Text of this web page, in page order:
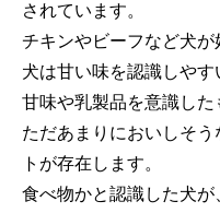
されています。
チキンやビーフなど犬が
犬は甘い味を認識しや
甘味や乳製品を意識した
ただあまりにおいしそ
トが存在します。
食べ物かと認識した犬が